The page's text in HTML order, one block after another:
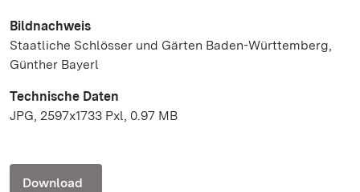
Bildnachweis
Staatliche Schlösser und Gärten Baden-Württemberg,
Günther Bayerl
Technische Daten
JPG, 2597x1733 Pxl, 0.97 MB
Download